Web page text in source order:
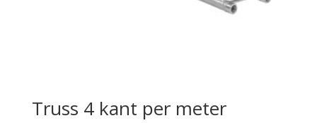
Truss 4 kant per meter